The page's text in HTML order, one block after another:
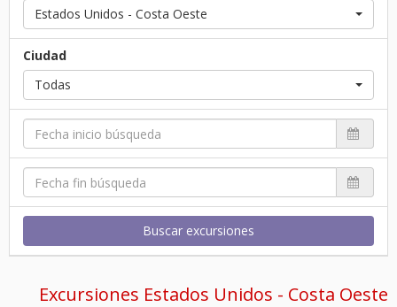
Estados Unidos - Costa Oeste
Ciudad
Todas
Buscar excursiones
Excursiones Estados Unidos - Costa Oeste